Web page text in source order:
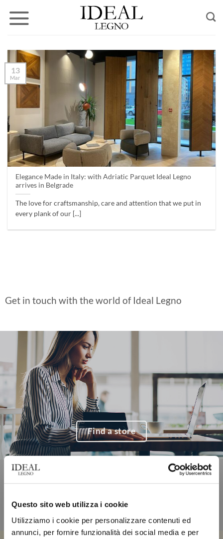
Questo sito web utilizza i cookie
Utilizziamo i cookie per personalizzare contenuti ed
annunci, per fornire funzionalità dei social media e per
Elegance Made in Italy: with Adriatic Parquet Ideal Legno
arrives in Belgrade
The love for craftsmanship, care and attention that we put in
every plank of our [...]
13
Mar
Get in touch with the world of Ideal Legno
Find a store